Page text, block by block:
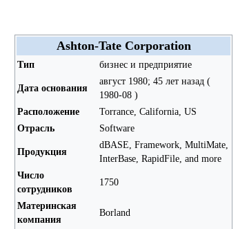
Ashton-Tate Corporation
Тип бизнес и предприятие
Дата основания
август 1980; 45 лет назад (
1980-08 )
Расположение
Torrance, California, US
Отрасль
Software
Продукция
dBASE, Framework, MultiMate,
InterBase, RapidFile, and more
Число
сотрудников
1750
Материнская
компания
Borland